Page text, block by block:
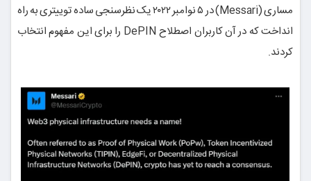
مساری (Messari) در ۵ نوامبر ۲۰۲۲ یک نظرسنجی ساده توییتری به راه
انداخت که در آن کاربران اصطلاح DePIN را برای این مفهوم انتخاب
کردند.